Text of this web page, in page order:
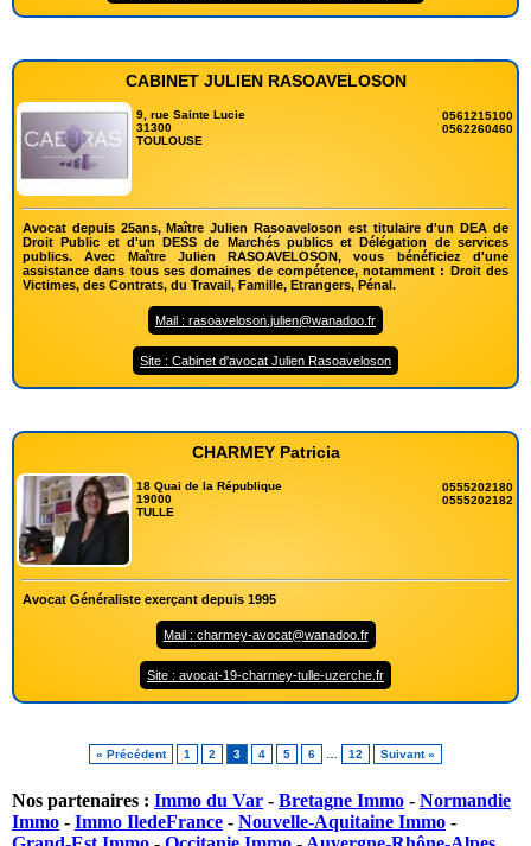
CABINET JULIEN RASOAVELOSON
9, rue Sainte Lucie
31300
TOULOUSE
0561215100
0562260460
Avocat depuis 25ans, Maître Julien Rasoaveloson est titulaire d'un DEA de
Droit Public et d'un DESS de Marchés publics et Délégation de services
publics. Avec Maître Julien RASOAVELOSON, vous bénéficiez d'une
assistance dans tous ses domaines de compétence, notamment : Droit des
Victimes, des Contrats, du Travail, Famille, Etrangers, Pénal.
Mail : rasoaveloson.julien@wanadoo.fr
Site : Cabinet d'avocat Julien Rasoaveloson
CHARMEY Patricia
18 Quai de la République
19000
TULLE
0555202180
0555202182
Avocat Généraliste exerçant depuis 1995
Mail : charmey-avocat@wanadoo.fr
Site : avocat-19-charmey-tulle-uzerche.fr
« Précédent 1 2 3 4 5 6 12 Suivant »
Nos partenaires : Immo du Var - Bretagne Immo - Normandie
Immo - Immo IledeFrance - Nouvelle-Aquitaine Immo -